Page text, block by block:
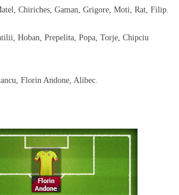
Chiriches, Gaman, Grigore, Moti, Rat, Filip.
Hoban, Prepelita, Popa, Torje, Chipciu
Florin Andone, Alibec.